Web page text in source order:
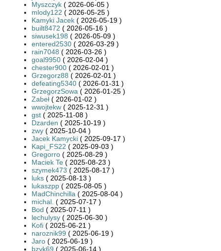
Myszczyk ( 2026-06-05 )
mlody122 ( 2026-05-25 )
Kamyki Jacek ( 2026-05-19 )
built8472 ( 2026-05-16 )
siwusek198 ( 2026-05-09 )
entered2530 ( 2026-03-29 )
rain7048 ( 2026-03-26 )
goal9950 ( 2026-02-04 )
chester900 ( 2026-02-01 )
Grzegorz88 ( 2026-02-01 )
defeating5340 ( 2026-01-31 )
GrzegorzSowa ( 2026-01-25 )
Zabeł ( 2026-01-02 )
wwojtekw ( 2025-12-31 )
gst ( 2025-11-08 )
Dzarden ( 2025-10-19 )
zwy ( 2025-10-04 )
Jacek Kamycki ( 2025-09-17 )
Kapi_FS22 ( 2025-09-03 )
Gregorro ( 2025-08-29 )
Maciek Te ( 2025-08-23 )
szymek473 ( 2025-08-17 )
luks ( 2025-08-13 )
lukaszpp ( 2025-08-05 )
MadChinchilla ( 2025-08-04 )
michal. ( 2025-07-17 )
Bod ( 2025-07-11 )
lechulysy ( 2025-06-30 )
Kofi ( 2025-06-21 )
naroznik99 ( 2025-06-19 )
Jaro ( 2025-06-19 )
bzyk69 ( 2025-06-14 )